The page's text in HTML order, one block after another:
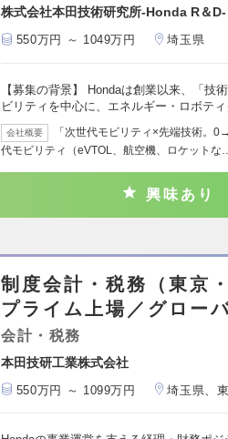
株式会社本田技術研究所-Honda R＆D-
550万円 ～ 1049万円 埼玉県
【募集の背景】 Hondaは創業以来、「技
ビリティを中心に、エネルギー・ロボテ
会社概要
「次世代モビリティ×先端技術。
代モビリティ（eVTOL、航空機、ロケットな…
興味あり
制度会計・税務（東京
プライム上場／グロー
会計・税務
本田技研工業株式会社
550万円 ～ 1099万円 埼玉県、